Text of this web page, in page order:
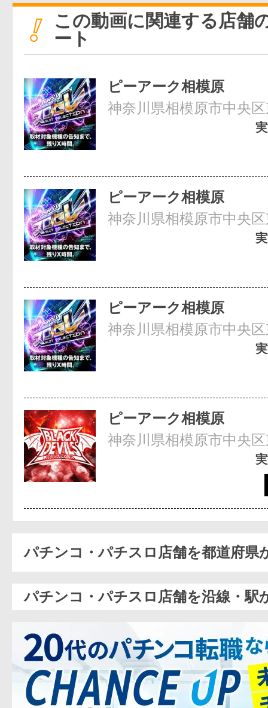
この動画に関連する店舗
ート
ピーアーク相模原
神奈川県相模原市中央
ピーアーク相模原
神奈川県相模原市中央
ピーアーク相模原
神奈川県相模原市中央
ピーアーク相模原
神奈川県相模原市中央
パチンコ・パチスロ店舗を都道府県
パチンコ・パチスロ店舗を沿線・駅